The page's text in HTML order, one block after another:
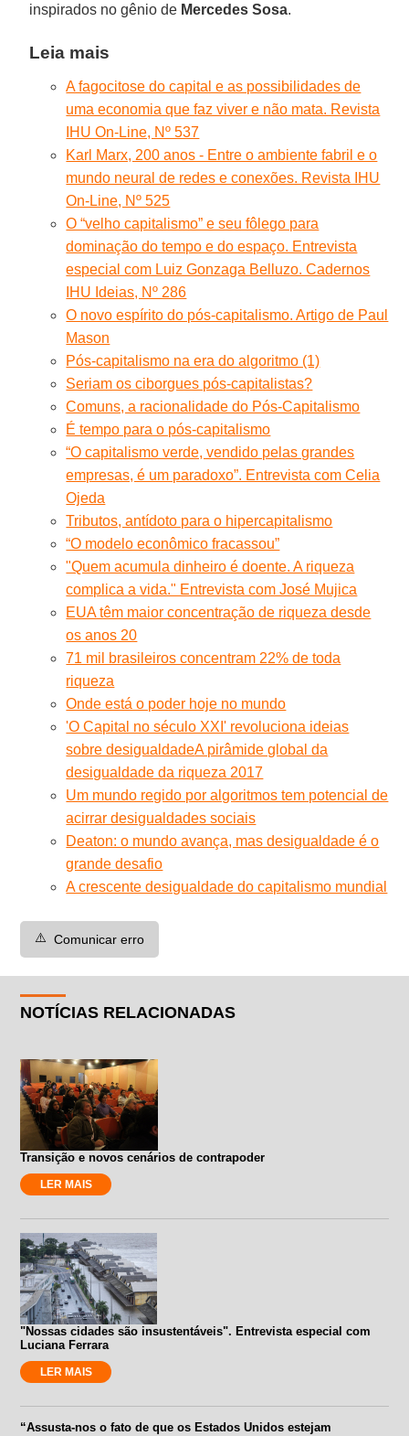
inspirados no gênio de Mercedes Sosa.
Leia mais
A fagocitose do capital e as possibilidades de
uma economia que faz viver e não mata. Revista
IHU On-Line, Nº 537
Karl Marx, 200 anos - Entre o ambiente fabril e o
mundo neural de redes e conexões. Revista IHU
On-Line, Nº 525
O “velho capitalismo” e seu fôlego para
dominação do tempo e do espaço. Entrevista
especial com Luiz Gonzaga Belluzo. Cadernos
IHU Ideias, Nº 286
O novo espírito do pós-capitalismo. Artigo de Paul
Mason
Pós-capitalismo na era do algoritmo (1)
Seriam os ciborgues pós-capitalistas?
Comuns, a racionalidade do Pós-Capitalismo
É tempo para o pós-capitalismo
“O capitalismo verde, vendido pelas grandes
empresas, é um paradoxo”. Entrevista com Celia
Ojeda
Tributos, antídoto para o hipercapitalismo
“O modelo econômico fracassou”
"Quem acumula dinheiro é doente. A riqueza
complica a vida." Entrevista com José Mujica
EUA têm maior concentração de riqueza desde
os anos 20
71 mil brasileiros concentram 22% de toda
riqueza
Onde está o poder hoje no mundo
'O Capital no século XXI' revoluciona ideias
sobre desigualdadeA pirâmide global da
desigualdade da riqueza 2017
Um mundo regido por algoritmos tem potencial de
acirrar desigualdades sociais
Deaton: o mundo avança, mas desigualdade é o
grande desafio
A crescente desigualdade do capitalismo mundial
⚠️ Comunicar erro
NOTÍCIAS RELACIONADAS
Transição e novos cenários de contrapoder
LER MAIS
"Nossas cidades são insustentáveis". Entrevista especial com
Luciana Ferrara
LER MAIS
“Assusta-nos o fato de que os Estados Unidos estejam